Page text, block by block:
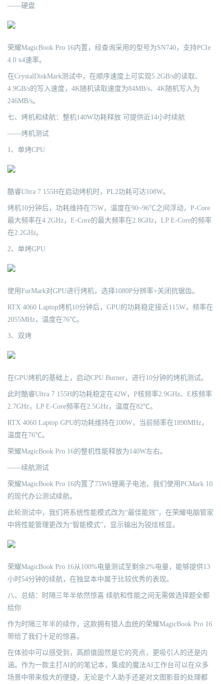
——硬盘
荣耀MagicBook Pro 16内置，经查询采用的型号为SN740，支持PCIe
4.0 x4速率。
在CrystalDiskMark测试中，在顺序速度上可实现5.2GB/s的读取、
4.9GB/s的写入速度，4K随机读取速度为84MB/s、4K随机写入为
246MB/s。
七、烤机和续航：整机140W功耗释放 可提供近14小时续航
——烤机测试
1、单烤CPU
酷睿Ultra 7 155H在启动烤机时，PL2功耗可达108W。
烤机10分钟后，功耗维持在75W，温度在90~96℃之间浮动，P-Core
最大频率在4.2GHz，E-Core的最大频率在2.8GHz，LP E-Core的频率
在2.2GHz。
2、单烤GPU
使用FurMark对GPU进行烤机，选择1080P分辨率+关闭抗锯齿。
RTX 4060 Laptop烤机10分钟后，GPU的功耗稳定接近115W，频率在
2055MHz，温度在76℃。
3、双烤
在GPU烤机的基础上，启动CPU Burner，进行10分钟的烤机测试。
此时酷睿Ultra 7 155H的功耗稳定在42W，P核频率2.9GHz、E核频率
2.7GHz，LP E-Core频率在2.5GHz，温度在82℃。
RTX 4060 Laptop GPU的功耗维持在100W，当前频率在1890MHz，
温度在76℃。
荣耀MagicBook Pro 16的整机性能释放为140W左右。
——续航测试
荣耀MagicBook Pro 16内置了75Wh锂离子电池，我们使用PCMark 10
的现代办公测试续航。
此轮测试中，我们将系统性能模式改为“最佳能效”，在荣耀电脑管家
中将性能管理更改为“智能模式”，显示输出为锐炫核显。
荣耀MagicBook Pro 16从100%电量测试至剩余2%电量，能够提供13
小时54分钟的续航，在独显本中属于比较优秀的表现。
八、总结：时隔三年半依然惊喜 续航和性能之间无需做选择题全都
给你
作为时隔三年半的续作，这款拥有猎人血统的荣耀MagicBook Pro 16
带给了我们十足的惊喜。
在体验中可以感受到，高颜值固然是它的亮点，更吸引人的还是内
涵。作为一款主打AI的的笔记本，集成的魔法AI工作台可以在众多
场景中带来极大的便捷，无论是个人助手还是对文图影音的处理都